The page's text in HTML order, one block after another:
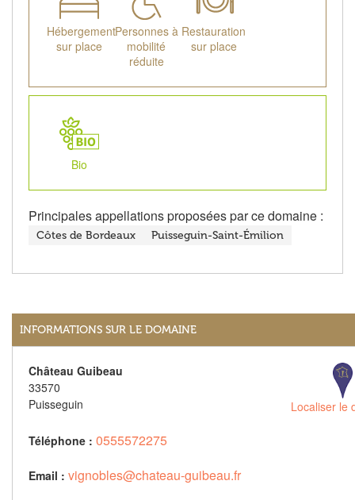
Hébergement
sur place
Personnes à
mobilité
réduite
Restauration
sur place
Bio
Principales appellations proposées par ce domaine :
Côtes de Bordeaux Puisseguin-Saint-Émilion
INFORMATIONS SUR LE DOMAINE
Château Guibeau
33570
Puisseguin
Localiser le
Téléphone : 0555572275
Email : vignobles@chateau-guibeau.fr